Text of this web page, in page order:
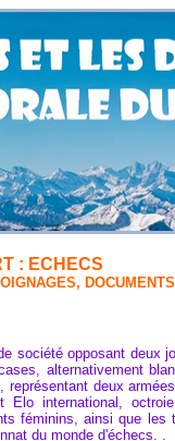
: ECHECS
société opposant deux
alternativement
deux
international,
féminins, ainsi que les
du monde d'échecs. .